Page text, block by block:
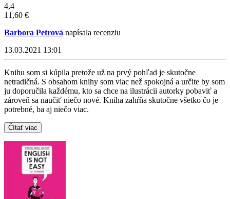
4,4
11,60 €
Barbora Petrová napísala recenziu
13.03.2021 13:01
Knihu som si kúpila pretože už na prvý pohľad je skutočne
netradičná. S obsahom knihy som viac než spokojná a určite by som
ju doporučila každému, kto sa chce na ilustrácii autorky pobaviť a
zároveň sa naučiť niečo nové. Kniha zahŕňa skutočne všetko čo je
potrebné, ba aj niečo viac.
Čítať viac